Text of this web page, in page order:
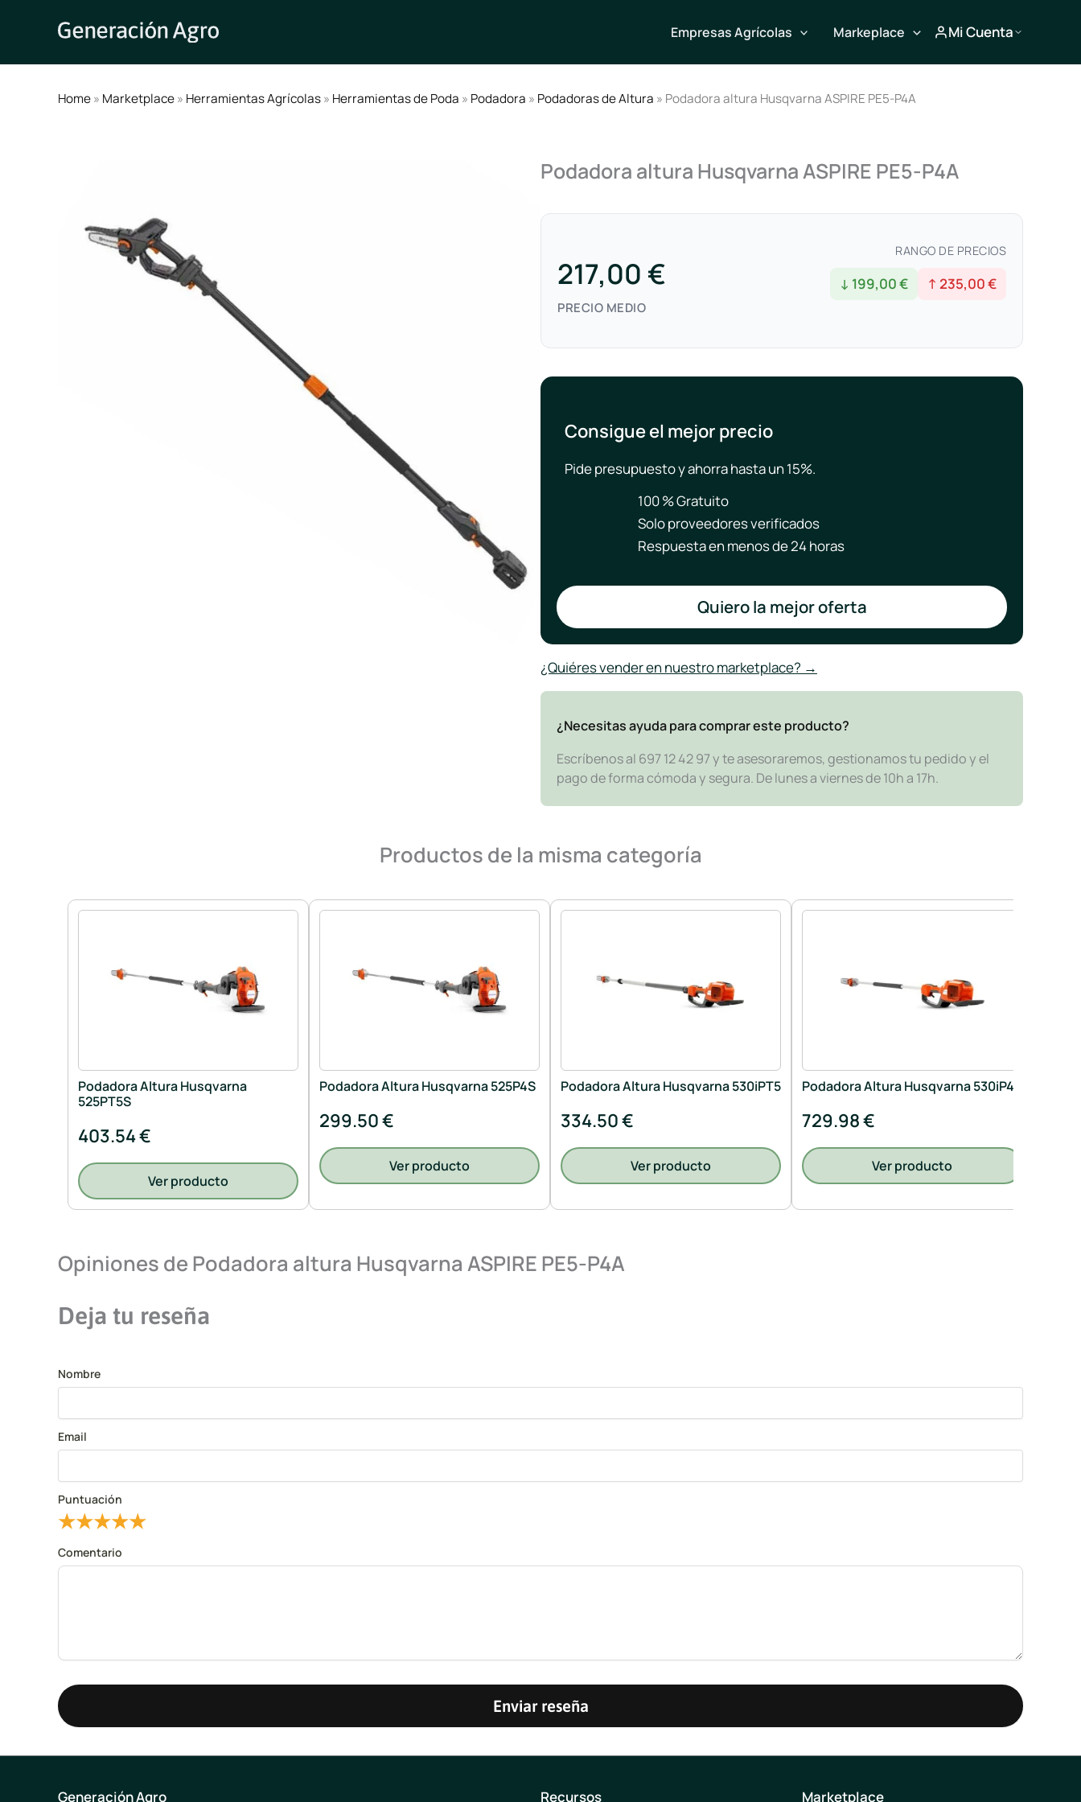
Empresas Agrícolas Markeplace Mi Cuenta
Home» Marketplace» Herramientas Agrícolas» Herramientas de Poda » Podadora » Podadoras de Altura » Podadora altura Husqvarna ASPIRE PE5-P4A
Podadora altura Husqvarna ASPIRE PE5-P4A
217,00 €
PRECIO MEDIO
RANGO DE PRECIOS
↓ 199,00 € ↑ 235,00 €
Consigue el mejor precio
Pide presupuesto y ahorra hasta un 15%.
100 % Gratuito
Solo proveedores verificados
Respuesta en menos de 24 horas
Quiero la mejor oferta
¿Quiéres vender en nuestro marketplace? →
¿Necesitas ayuda para comprar este producto?
Escríbenos al 697 12 42 97 y te asesoraremos, gestionamos tu pedido y el
pago de forma cómoda y segura. De lunes a viernes de 10h a 17h.
Productos de la misma categoría
Podadora Altura Husqvarna
525PT5S
403.54 €
Ver producto
Podadora Altura Husqvarna 525P4S
299.50 €
Ver producto
Podadora Altura Husqvarna 530iPT5
334.50 €
Ver producto
Podadora Altura Husqvarna 530iP4
729.98 €
Ver producto
Opiniones de Podadora altura Husqvarna ASPIRE PE5-P4A
Deja tu reseña
Nombre
Email
Puntuación
★
★
★
★
★
Comentario
Enviar reseña
Generación Agro Recursos Marketplace